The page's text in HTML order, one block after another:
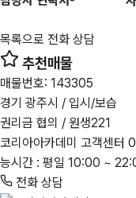
목록으로 전화 상담
추천매물
매물번호: 143305
경기 광주시 / 입시/보습
권리금 협의 / 원생221
코리아아카데미 고객센터
능시간 : 평일 10:00 ~
전화 상담